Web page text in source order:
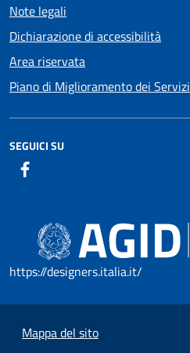
Note legali
Dichiarazione di accessibilità
Area riservata
Piano di Miglioramento dei Servizi
SEGUICI SU
https://designers.italia.it/
Mappa del sito